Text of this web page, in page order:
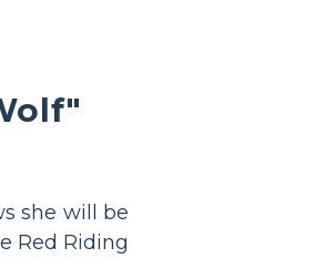
she will be
Red Riding